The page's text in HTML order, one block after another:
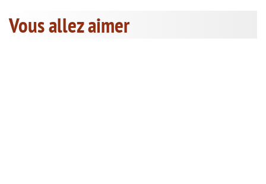
Vous allez aimer